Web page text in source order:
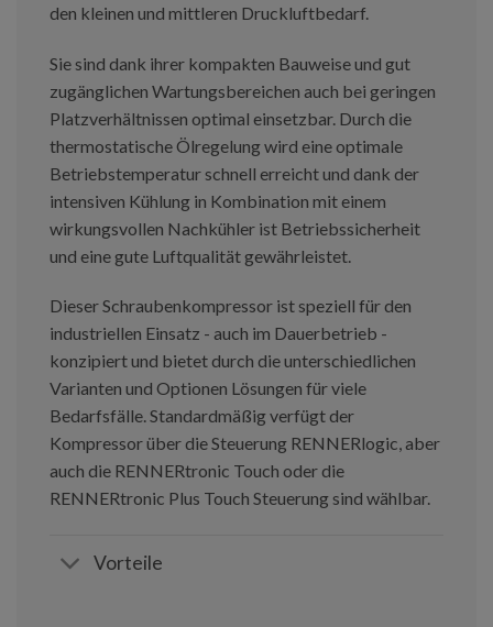
den kleinen und mittleren Druckluftbedarf.
Sie sind dank ihrer kompakten Bauweise und gut
zugänglichen Wartungsbereichen auch bei geringen
Platzverhältnissen optimal einsetzbar. Durch die
thermostatische Ölregelung wird eine optimale
Betriebstemperatur schnell erreicht und dank der
intensiven Kühlung in Kombination mit einem
wirkungsvollen Nachkühler ist Betriebssicherheit
und eine gute Luftqualität gewährleistet.
Dieser Schraubenkompressor ist speziell für den
industriellen Einsatz - auch im Dauerbetrieb -
konzipiert und bietet durch die unterschiedlichen
Varianten und Optionen Lösungen für viele
Bedarfsfälle. Standardmäßig verfügt der
Kompressor über die Steuerung RENNERlogic, aber
auch die RENNERtronic Touch oder die
RENNERtronic Plus Touch Steuerung sind wählbar.
Vorteile